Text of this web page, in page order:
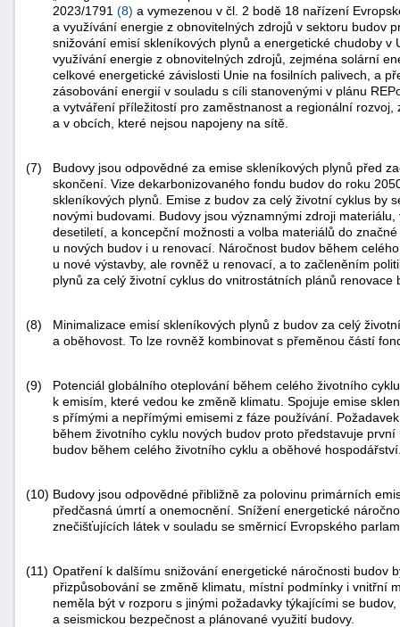
2023/1791 (8) a vymezenou v čl. 2 bodě 18 nařízení
a využívání energie z obnovitelných zdrojů v sektoru budov
snižování emisí skleníkových plynů a energetické chudoby v
využívání energie z obnovitelných zdrojů, zejména solární
celkové energetické závislosti Unie na fosilních palivech, a
zásobování energií v souladu s cíli stanovenými v plánu
a vytváření příležitostí pro zaměstnanost a regionální
a v obcích, které nejsou napojeny na sítě.
(7)
Budovy jsou odpovědné za emise skleníkových plynů před
skončení. Vize dekarbonizovaného fondu budov do roku
skleníkových plynů. Emise z budov za celý životní cyklus by
novými budovami. Budovy jsou významnými zdroji
desetiletí, a koncepční možnosti a volba materiálů do
u nových budov i u renovací. Náročnost budov během
u nové výstavby, ale rovněž u renovací, a to začleněním
plynů za celý životní cyklus do vnitrostátních plánů renovace
(8)
Minimalizace emisí skleníkových plynů z budov za celý
a oběhovost. To lze rovněž kombinovat s přeměnou částí
(9)
Potenciál globálního oteplování během celého životního
k emisím, které vedou ke změně klimatu. Spojuje emise
s přímými a nepřímými emisemi z fáze používání.
během životního cyklu nových budov proto představuje
budov během celého životního cyklu a oběhové
(10) Budovy jsou odpovědné přibližně za polovinu primárních
předčasná úmrtí a onemocnění. Snížení energetické
znečišťujících látek v souladu se směrnicí Evropského
(11) Opatření k dalšímu snižování energetické náročnosti budov
přizpůsobování se změně klimatu, místní podmínky i vnitřní
neměla být v rozporu s jinými požadavky týkajícími se
a seismickou bezpečnost a plánované využití budovy.